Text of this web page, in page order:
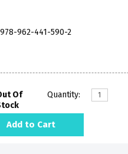
962-441-590-2
Of
Quantity:
Add to Cart